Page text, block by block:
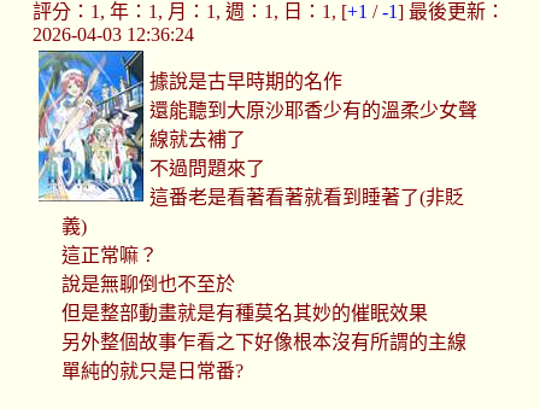
評分：1, 年：1, 月：1, 週：1, 日：1, [+1 /-1] 最後更新：
2026-04-03 12:36:24
據說是古早時期的名作
還能聽到大原沙耶香少有的溫柔少女聲
線就去補了
不過問題來了
這番老是看著看著就看到睡著了(非貶
義)
這正常嘛？
說是無聊倒也不至於
但是整部動畫就是有種莫名其妙的催眠效果
另外整個故事乍看之下好像根本沒有所謂的主線
單純的就只是日常番?